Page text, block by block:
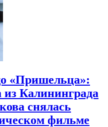
«Пришельца»:
из Калининграда
снялась
фильме